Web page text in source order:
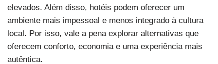
elevados. Além disso, hotéis podem oferecer um
ambiente mais impessoal e menos integrado à cultura
local. Por isso, vale a pena explorar alternativas que
oferecem conforto, economia e uma experiência mais
autêntica.